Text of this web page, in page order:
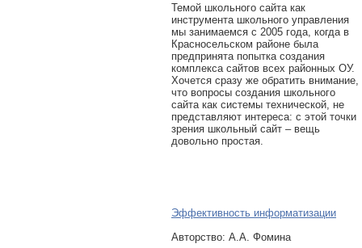
Темой школьного сайта как
инструмента школьного управления
мы занимаемся с 2005 года, когда в
Красносельском районе была
предпринята попытка создания
комплекса сайтов всех районных ОУ.
Хочется сразу же обратить внимание,
что вопросы создания школьного
сайта как системы технической, не
представляют интереса: с этой точки
зрения школьный сайт – вещь
довольно простая.
Эффективность информатизации
Авторcтво: А.А. Фомина